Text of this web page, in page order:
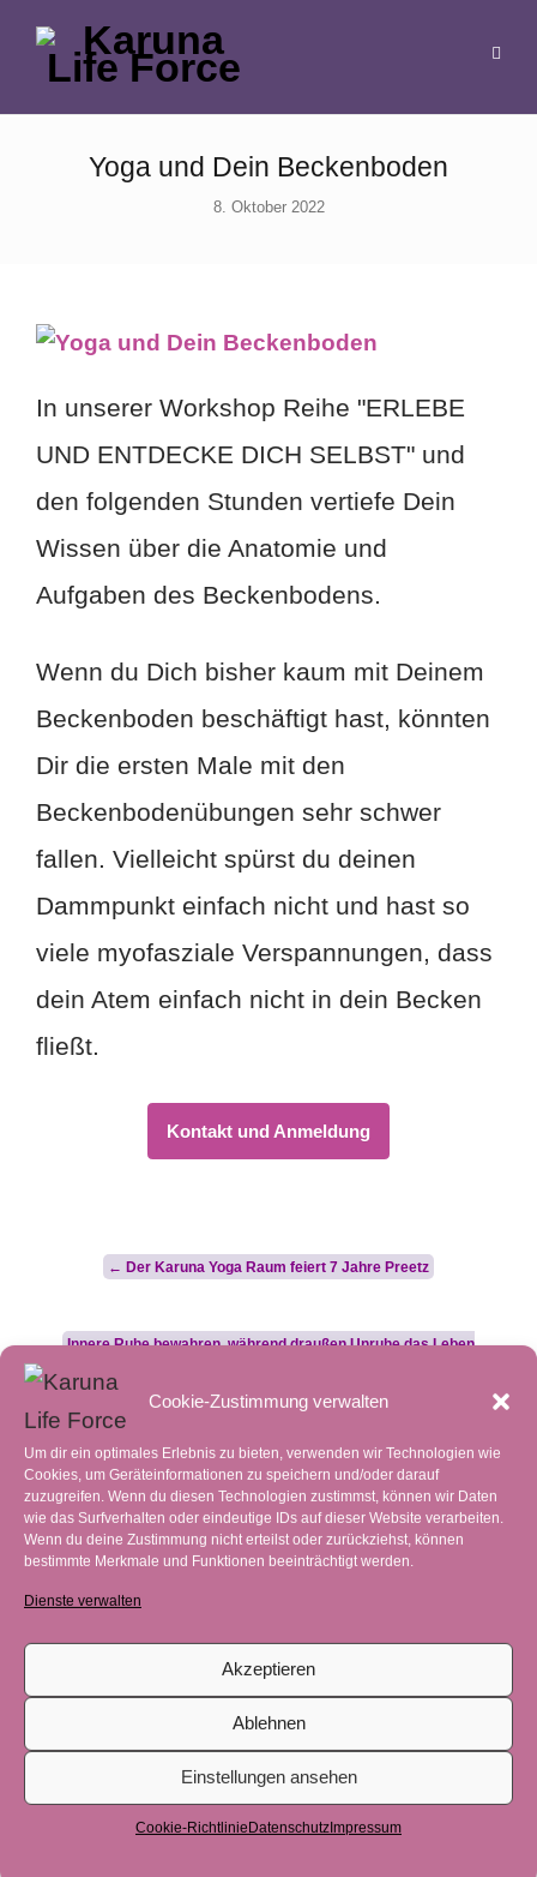
Cookie-Zustimmung verwalten
Um dir ein optimales Erlebnis zu bieten, verwenden wir Technologien wie
Cookies, um Geräteinformationen zu speichern und/oder darauf
zuzugreifen. Wenn du diesen Technologien zustimmst, können wir Daten
wie das Surfverhalten oder eindeutige IDs auf dieser Website verarbeiten.
Wenn du deine Zustimmung nicht erteilst oder zurückziehst, können
bestimmte Merkmale und Funktionen beeinträchtigt werden.
Dienste verwalten
Akzeptieren
Ablehnen
Einstellungen ansehen
Cookie-RichtlinieDatenschutzImpressum
Yoga und Dein Beckenboden
8. Oktober 2022
In unserer Workshop Reihe "ERLEBE
UND ENTDECKE DICH SELBST" und
den folgenden Stunden vertiefe Dein
Wissen über die Anatomie und
Aufgaben des Beckenbodens.
Wenn du Dich bisher kaum mit Deinem
Beckenboden beschäftigt hast, könnten
Dir die ersten Male mit den
Beckenbodenübungen sehr schwer
fallen. Vielleicht spürst du deinen
Dammpunkt einfach nicht und hast so
viele myofasziale Verspannungen, dass
dein Atem einfach nicht in dein Becken
fließt.
Kontakt und Anmeldung
Post
← Der Karuna Yoga Raum feiert 7 Jahre Preetz
Innere Ruhe bewahren, während draußen Unruhe das Leben
Aktuelle Beiträge
August 2026
Heimkehr – in ein reguliertes
Nervensystem 2. August 2026
Worte der Achtsamkeit im August 1.
Tiefenentspannung – wenn die Welt leise